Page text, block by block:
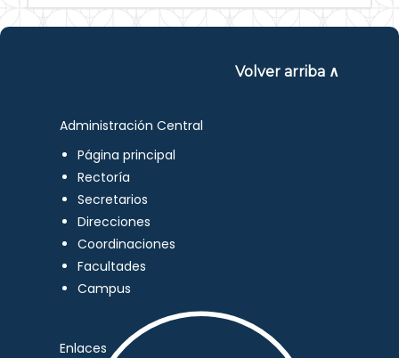
Volver arriba ∧
Administración Central
Página principal
Rectoría
Secretarios
Direcciones
Coordinaciones
Facultades
Campus
Enlaces